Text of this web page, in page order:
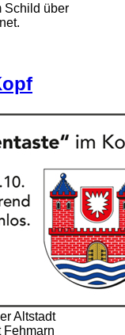
Schild über
Altstadt
Fehmarn